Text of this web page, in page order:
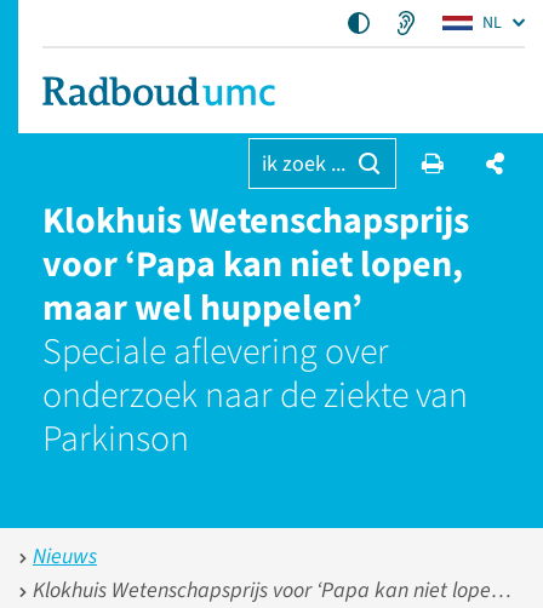
NL
ik zoek ...
Klokhuis Wetenschapsprijs
voor ‘Papa kan niet lopen,
maar wel huppelen’
Speciale aflevering over
onderzoek naar de ziekte van
Parkinson
Nieuws
Klokhuis Wetenschapsprijs voor ‘Papa kan niet lopen, maar wel huppelen’